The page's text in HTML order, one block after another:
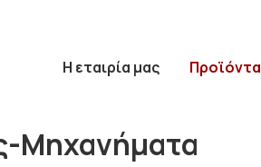
Η εταιρία μας Προϊόντα
Μηχανήματα